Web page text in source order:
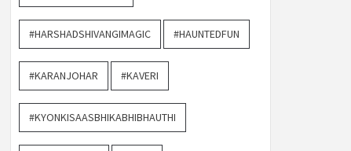
#HARSHADSHIVANGIMAGIC #HAUNTEDFUN
#KARANJOHAR #KAVERI
#KYONKISAASBHIKABHIBHAUTHI